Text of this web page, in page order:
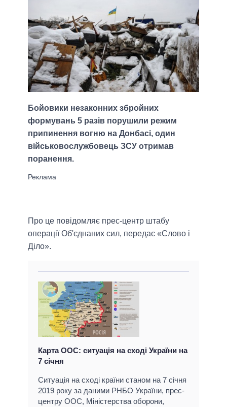
Бойовики незаконних збройних
формувань 5 разів порушили режим
припинення вогню на Донбасі, один
військовослужбовець ЗСУ отримав
поранення.
Про це повідомляє прес-центр штабу
операції Об'єднаних сил, передає «Слово і
Діло».
Карта ООС: ситуація на сході України на
7 січня
Ситуація на сході країни станом на 7 січня
2019 року за даними РНБО України, прес-
центру ООС, Міністерства оборони,